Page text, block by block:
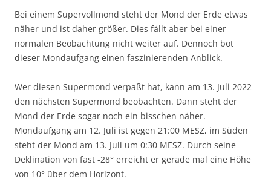
Bei einem Supervollmond steht der Mond der Erde etwas
näher und ist daher größer. Dies fällt aber bei einer
normalen Beobachtung nicht weiter auf. Dennoch bot
dieser Mondaufgang einen faszinierenden Anblick.
Wer diesen Supermond verpaßt hat, kann am 13. Juli 2022
den nächsten Supermond beobachten. Dann steht der
Mond der Erde sogar noch ein bisschen näher.
Mondaufgang am 12. Juli ist gegen 21:00 MESZ, im Süden
steht der Mond am 13. Juli um 0:30 MESZ. Durch seine
Deklination von fast -28° erreicht er gerade mal eine Höhe
von 10° über dem Horizont.